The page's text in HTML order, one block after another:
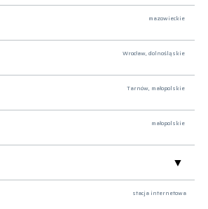
mazowieckie
Wrocław, dolnośląskie
Tarnów, małopolskie
małopolskie
stacja internetowa